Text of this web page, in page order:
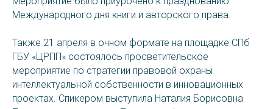
Международного дня книги и авторского права.
Также 21 апреля в очном формате на площадке СПб
ГБУ «ЦРПП» состоялось просветительское
мероприятие по стратегии правовой охраны
интеллектуальной собственности в инновационных
проектах. Спикером выступила Наталия Борисовна